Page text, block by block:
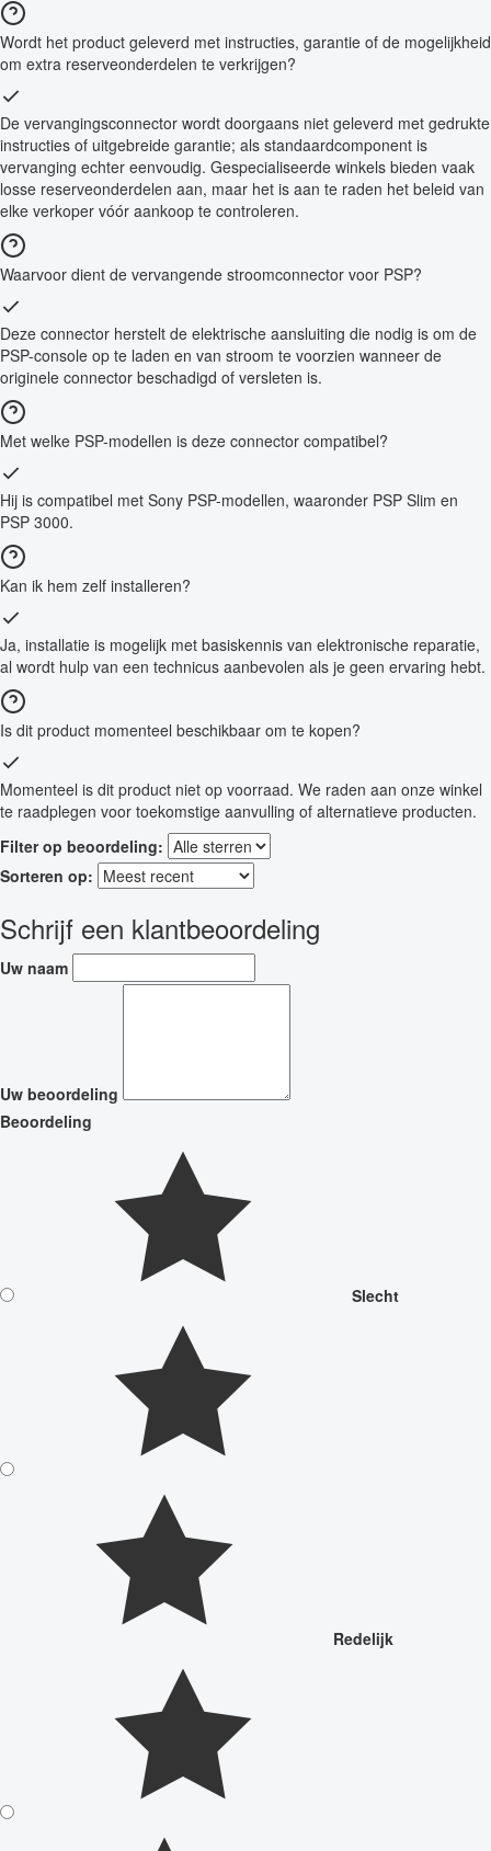
Wordt het product geleverd met instructies, garantie of de mogelijkheid
om extra reserveonderdelen te verkrijgen?
De vervangingsconnector wordt doorgaans niet geleverd met gedrukte
instructies of uitgebreide garantie; als standaardcomponent is
vervanging echter eenvoudig. Gespecialiseerde winkels bieden vaak
losse reserveonderdelen aan, maar het is aan te raden het beleid van
elke verkoper vóór aankoop te controleren.
Waarvoor dient de vervangende stroomconnector voor PSP?
Deze connector herstelt de elektrische aansluiting die nodig is om de
PSP-console op te laden en van stroom te voorzien wanneer de
originele connector beschadigd of versleten is.
Met welke PSP-modellen is deze connector compatibel?
Hij is compatibel met Sony PSP-modellen, waaronder PSP Slim en
PSP 3000.
Kan ik hem zelf installeren?
Ja, installatie is mogelijk met basiskennis van elektronische reparatie,
al wordt hulp van een technicus aanbevolen als je geen ervaring hebt.
Is dit product momenteel beschikbaar om te kopen?
Momenteel is dit product niet op voorraad. We raden aan onze winkel
te raadplegen voor toekomstige aanvulling of alternatieve producten.
Filter op beoordeling:
Sorteren op:
Schrijf een klantbeoordeling
Uw naam
Uw beoordeling
Beoordeling
Slecht
Redelijk